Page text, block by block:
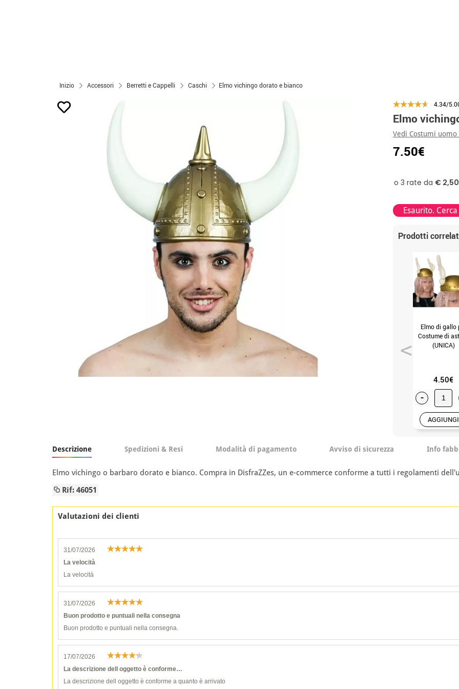
Inizio Accessori Berretti e Cappelli Caschi Elmo vichingo dorato e bianco
4.34/
Elmo
Vedi Costumi
7.50€
Esaurito.
Prodotti
Elmo di gallo
Costume di
(UNICA)
4.50€
-
AGGIUNGI
Descrizione Spedizioni & Resi Modalità di pagamento Avviso di sicurezza Info
Elmo vichingo o barbaro dorato e bianco. Compra in DisfraZZes, un e-commerce conforme a tutti i regolamenti
Rif: 46051
Valutazioni dei clienti
31/07/2026
La velocità
La velocità
31/07/2026
Buon prodotto e puntuali nella consegna
Buon prodotto e puntuali nella consegna.
17/07/2026
La descrizione dell oggetto è conforme…
La descrizione dell oggetto è conforme a quanto è arrivato